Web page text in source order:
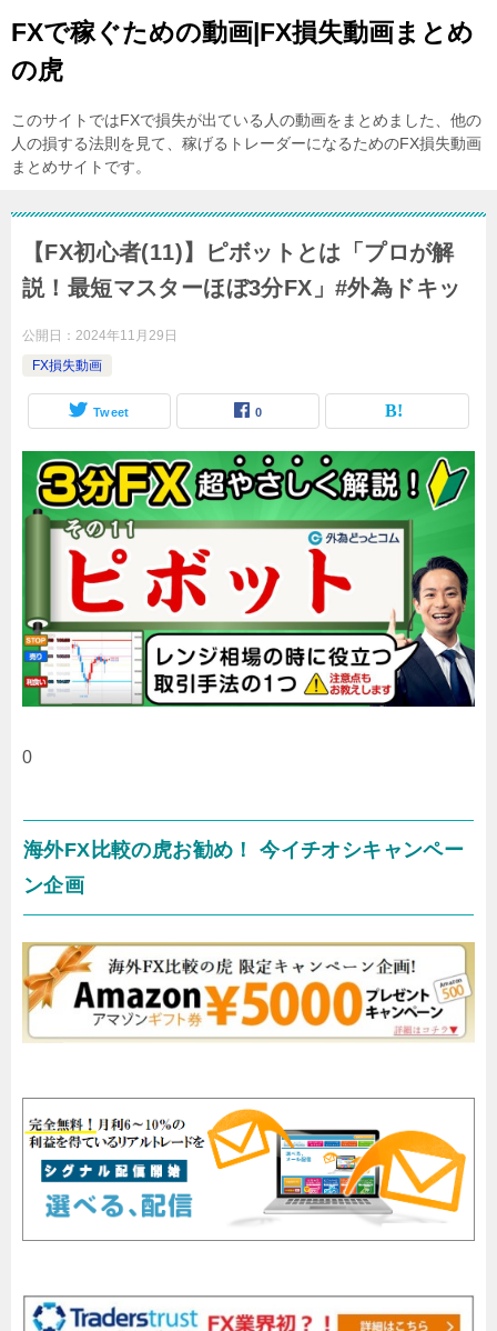
FXで稼ぐための動画|FX損失動画まとめ
の虎
このサイトではFXで損失が出ている人の動画をまとめました、他の
人の損する法則を見て、稼げるトレーダーになるためのFX損失動画
まとめサイトです。
【FX初心者(11)】ピボットとは「プロが解
説！最短マスターほぼ3分FX」#外為ドキッ
公開日： 2024年11月29日
FX損失動画
Tweet 0
0
海外FX比較の虎お勧め！ 今イチオシキャンペー
ン企画